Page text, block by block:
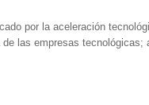
por la aceleración
las empresas